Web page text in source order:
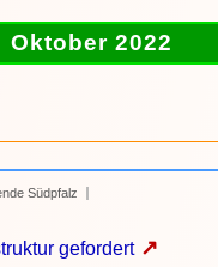
Oktober 2022
Südpfalz
gefordert↗